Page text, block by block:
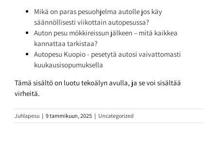
Mikä on paras pesuohjelma autolle jos käy
säännöllisesti viikottain autopesussa?
Auton pesu mökkireissun jälkeen – mitä kaikkea
kannattaa tarkistaa?
Autopesu Kuopio - pesetytä autosi vaivattomasti
kuukausisopumuksella
Tämä sisältö on luotu tekoälyn avulla, ja se voi sisältää
virheitä.
Juhlapesu | 9 tammikuun, 2025 | Uncategorized